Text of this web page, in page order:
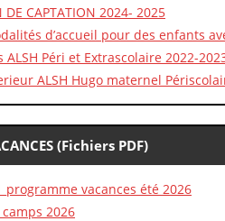
DE CAPTATION 2024- 2025
d’accueil pour des enfants
Péri et Extrascolaire 2022-
ALSH Hugo maternel
(Fichiers PDF)
vacances été 2026
2026